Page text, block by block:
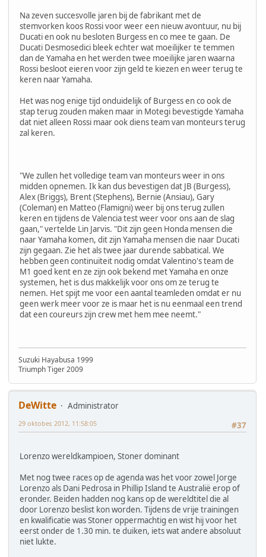
Na zeven succesvolle jaren bij de fabrikant met de
stemvorken koos Rossi voor weer een nieuw avontuur, nu bij
Ducati en ook nu besloten Burgess en co mee te gaan. De
Ducati Desmosedici bleek echter wat moeilijker te temmen
dan de Yamaha en het werden twee moeilijke jaren waarna
Rossi besloot eieren voor zijn geld te kiezen en weer terug te
keren naar Yamaha.
Het was nog enige tijd onduidelijk of Burgess en co ook de
stap terug zouden maken maar in Motegi bevestigde Yamaha
dat niet alleen Rossi maar ook diens team van monteurs terug
zal keren.
"We zullen het volledige team van monteurs weer in ons
midden opnemen. Ik kan dus bevestigen dat JB (Burgess),
Alex (Briggs), Brent (Stephens), Bernie (Ansiau), Gary
(Coleman) en Matteo (Flamigni) weer bij ons terug zullen
keren en tijdens de Valencia test weer voor ons aan de slag
gaan," vertelde Lin Jarvis. "Dit zijn geen Honda mensen die
naar Yamaha komen, dit zijn Yamaha mensen die naar Ducati
zijn gegaan. Zie het als twee jaar durende sabbatical. We
hebben geen continuïteit nodig omdat Valentino's team de
M1 goed kent en ze zijn ook bekend met Yamaha en onze
systemen, het is dus makkelijk voor ons om ze terug te
nemen. Het spijt me voor een aantal teamleden omdat er nu
geen werk meer voor ze is maar het is nu eenmaal een trend
dat een coureurs zijn crew met hem mee neemt."
Suzuki Hayabusa 1999
Triumph Tiger 2009
DeWitte
Administrator
#37
29 oktober, 2012, 11:58:05
Lorenzo wereldkampioen, Stoner dominant
Met nog twee races op de agenda was het voor zowel Jorge
Lorenzo als Dani Pedrosa in Phillip Island te Australië erop of
eronder. Beiden hadden nog kans op de wereldtitel die al
door Lorenzo beslist kon worden. Tijdens de vrije trainingen
en kwalificatie was Stoner oppermachtig en wist hij voor het
eerst onder de 1.30 min. te duiken, iets wat andere absoluut
niet lukte.